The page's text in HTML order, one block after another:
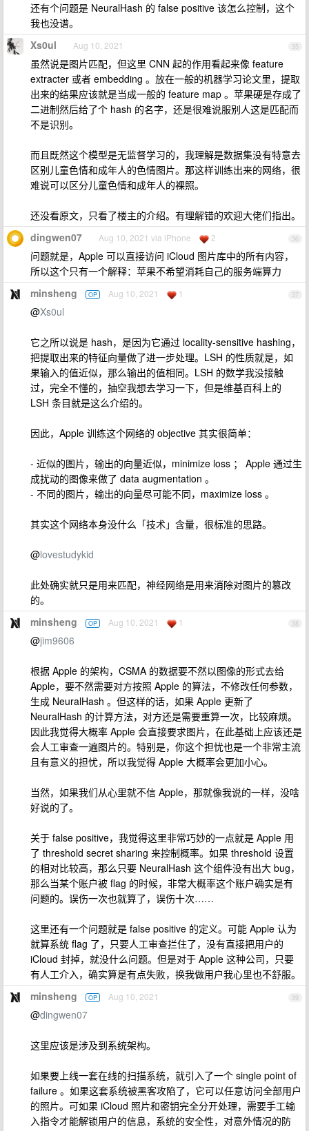
还有个问题是 NeuralHash 的 false positive 该怎么控制，这个
我也没谱。
35
Xs0ul Aug 10, 2021
虽然说是图片匹配，但这里 CNN 起的作用看起来像 feature
extracter 或者 embedding 。放在一般的机器学习论文里，提取
出来的结果应该就是当成一般的 feature map 。苹果硬是存成了
二进制然后给了个 hash 的名字，还是很难说服别人这是匹配而
不是识别。
而且既然这个模型是无监督学习的，我理解是数据集没有特意去
区别儿童色情和成年人的色情图片。那这样训练出来的网络，很
难说可以区分儿童色情和成年人的裸照。
还没看原文，只看了楼主的介绍。有理解错的欢迎大佬们指出。
36
dingwen07 Aug 10, 2021 via iPhone 2
问题就是，Apple 可以直接访问 iCloud 图片库中的所有内容，
所以这个只有一个解释：苹果不希望消耗自己的服务端算力
37
minsheng OP Aug 10, 2021 1
@Xs0ul
它之所以说是 hash，是因为它通过 locality-sensitive hashing，
把提取出来的特征向量做了进一步处理。LSH 的性质就是，如
果输入的值近似，那么输出的值相同。LSH 的数学我没接触
过，完全不懂的，抽空我想去学习一下，但是维基百科上的
LSH 条目就是这么介绍的。
因此，Apple 训练这个网络的 objective 其实很简单：
- 近似的图片，输出的向量近似，minimize loss ； Apple 通过生
成扰动的图像来做了 data augmentation 。
- 不同的图片，输出的向量尽可能不同，maximize loss 。
其实这个网络本身没什么「技术」含量，很标准的思路。
@lovestudykid
此处确实就只是用来匹配，神经网络是用来消除对图片的篡改
的。
38
minsheng OP Aug 10, 2021 1
@jim9606
根据 Apple 的架构，CSMA 的数据要不然以图像的形式去给
Apple，要不然需要对方按照 Apple 的算法，不修改任何参数，
生成 NeuralHash 。但这样的话，如果 Apple 更新了
NeuralHash 的计算方法，对方还是需要重算一次，比较麻烦。
因此我觉得大概率 Apple 会直接要求图片，在此基础上应该还是
会人工审查一遍图片的。特别是，你这个担忧也是一个非常主流
且有意义的担忧，所以我觉得 Apple 大概率会更加小心。
当然，如果我们从心里就不信 Apple，那就像我说的一样，没啥
好说的了。
关于 false positive，我觉得这里非常巧妙的一点就是 Apple 用
了 threshold secret sharing 来控制概率。如果 threshold 设置
的相对比较高，那么只要 NeuralHash 这个组件没有出大 bug，
那么当某个账户被 flag 的时候，非常大概率这个账户确实是有
问题的。误伤一次也就算了，误伤十次……
这里还有一个问题就是 false positive 的定义。可能 Apple 认为
就算系统 flag 了，只要人工审查拦住了，没有直接把用户的
iCloud 封掉，就没什么问题。但是对于 Apple 这种公司，只要
有人工介入，确实算是有点失败，换我做用户我心里也不舒服。
39
minsheng OP Aug 10, 2021
@dingwen07
这里应该是涉及到系统架构。
如果要上线一套在线的扫描系统，就引入了一个 single point of
failure 。如果这套系统被黑客攻陷了，它可以任意访问全部用户
的照片。可如果 iCloud 照片和密钥完全分开处理，需要手工输
入指令才能解锁用户的信息，系统的安全性，对意外情况的防